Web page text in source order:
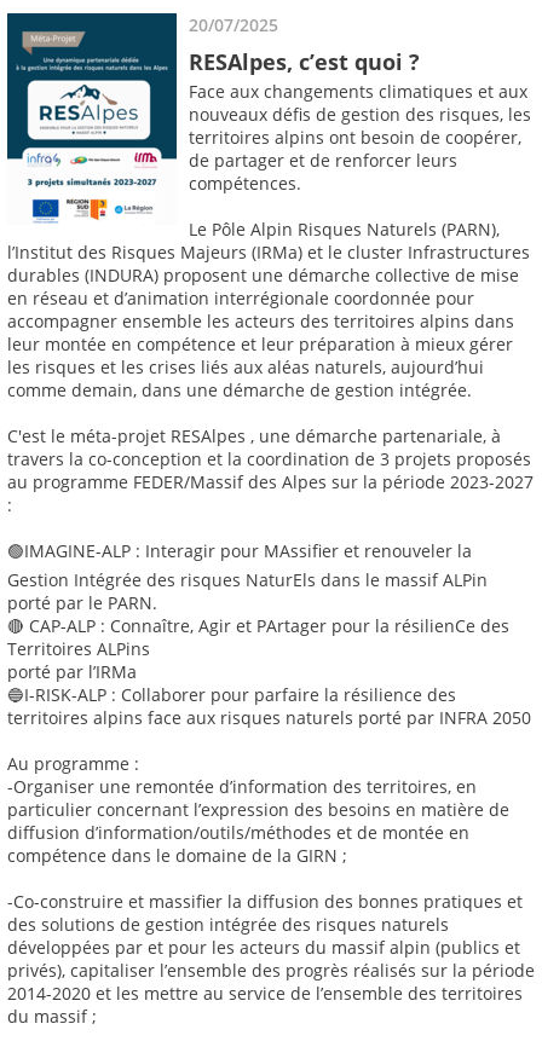
20/07/2025
RESAlpes, c’est quoi ?
Face aux changements climatiques et aux
nouveaux défis de gestion des risques, les
territoires alpins ont besoin de coopérer,
de partager et de renforcer leurs
compétences.
Le Pôle Alpin Risques Naturels (PARN),
l’Institut des Risques Majeurs (IRMa) et le cluster Infrastructures
durables (INDURA) proposent une démarche collective de mise
en réseau et d’animation interrégionale coordonnée pour
accompagner ensemble les acteurs des territoires alpins dans
leur montée en compétence et leur préparation à mieux gérer
les risques et les crises liés aux aléas naturels, aujourd’hui
comme demain, dans une démarche de gestion intégrée.
C'est le méta-projet RESAlpes , une démarche partenariale, à
travers la co-conception et la coordination de 3 projets proposés
au programme FEDER/Massif des Alpes sur la période 2023-2027
:
🟢IMAGINE-ALP : Interagir pour MAssifier et renouveler la
Gestion Intégrée des risques NaturEls dans le massif ALPin
porté par le PARN.
🔴 CAP-ALP : Connaître, Agir et PArtager pour la résilienCe des
Territoires ALPins
porté par l’IRMa
🔵I-RISK-ALP : Collaborer pour parfaire la résilience des
territoires alpins face aux risques naturels porté par INFRA 2050
Au programme :
-Organiser une remontée d’information des territoires, en
particulier concernant l’expression des besoins en matière de
diffusion d’information/outils/méthodes et de montée en
compétence dans le domaine de la GIRN ;
-Co-construire et massifier la diffusion des bonnes pratiques et
des solutions de gestion intégrée des risques naturels
développées par et pour les acteurs du massif alpin (publics et
privés), capitaliser l’ensemble des progrès réalisés sur la période
2014-2020 et les mettre au service de l’ensemble des territoires
du massif ;